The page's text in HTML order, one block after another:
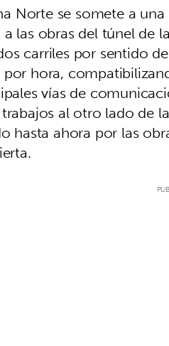
Norte se somete a
las obras del túnel de
carriles por sentido
hora,
vías de
al otro lado de
hasta ahora por las